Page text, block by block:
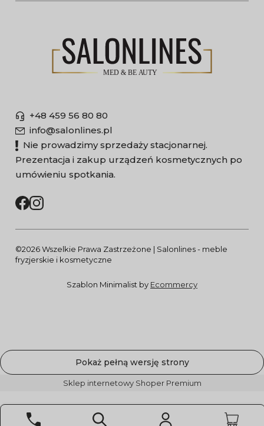
+48 459 56 80 80
info@salonlines.pl
Nie prowadzimy sprzedaży stacjonarnej.
Prezentacja i zakup urządzeń kosmetycznych po
umówieniu spotkania.
©2026 Wszelkie Prawa Zastrzeżone | Salonlines - meble
fryzjerskie i kosmetyczne
Szablon Minimalist by Ecommercy
Pokaż pełną wersję strony
Sklep internetowy Shoper Premium